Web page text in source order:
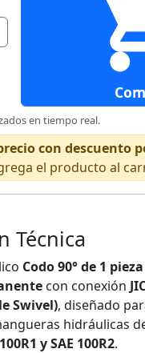
en tiempo real.
con descuento
el producto al
Técnica
Codo 90° de 1
con conexión
Swivel), diseñado
hidráulicas
y SAE 100R2.